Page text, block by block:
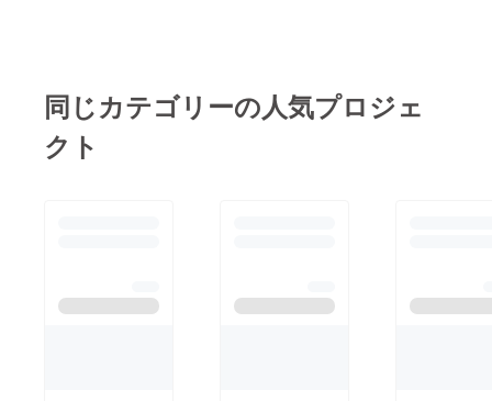
同じカテゴリーの人気プロジェ
クト